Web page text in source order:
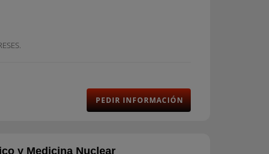
PEDIR INFORMACIÓN
y Medicina Nuclear